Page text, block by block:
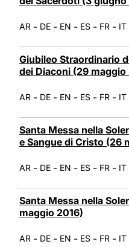
AR - DE - EN - ES - FR - IT
Giubileo Straordinario
dei Diaconi (29 maggio
AR - DE - EN - ES - FR - IT
Santa Messa nella
e Sangue di Cristo (26
AR - DE - EN - ES - FR - IT
Santa Messa nella
maggio 2016)
AR - DE - EN - ES - FR - IT